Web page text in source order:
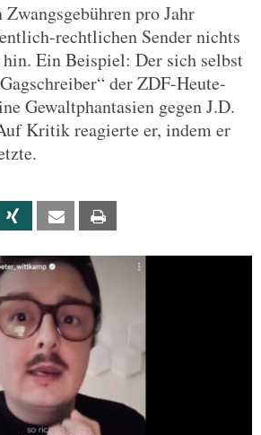
pro Jahr
rechtlichen Sender nichts
Ein Beispiel: Der sich selbst
der ZDF-Heute-
Gewaltphantasien gegen J.D.
Kritik reagierte er, indem er
Xing Email